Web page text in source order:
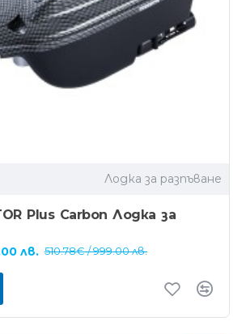
Лодка за разпъване
Plus Carbon Лодка за
лв. 510.78€ / 999.00 лв.